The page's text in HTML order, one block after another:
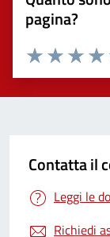
pagina?
Valuta
Valuta 2
Valuta 1 stelle
Contatta il
Leggi le
Richiedi